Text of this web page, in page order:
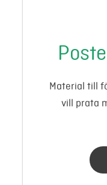
Material till
vill prata